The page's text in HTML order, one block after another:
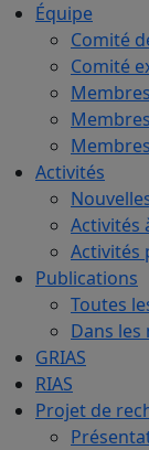
Équipe
Comité
Comité
Activités
Activités
Activités
Publications
Toutes
Dans les
GRIAS
RIAS
Projet de